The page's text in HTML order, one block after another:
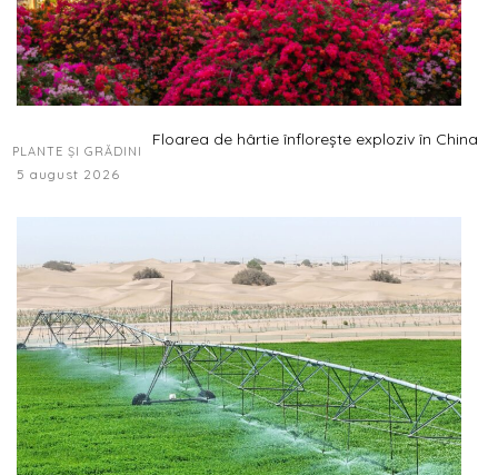
PLANTE ȘI GRĂDINI
Floarea de hârtie înflorește exploziv în China
5 august 2026